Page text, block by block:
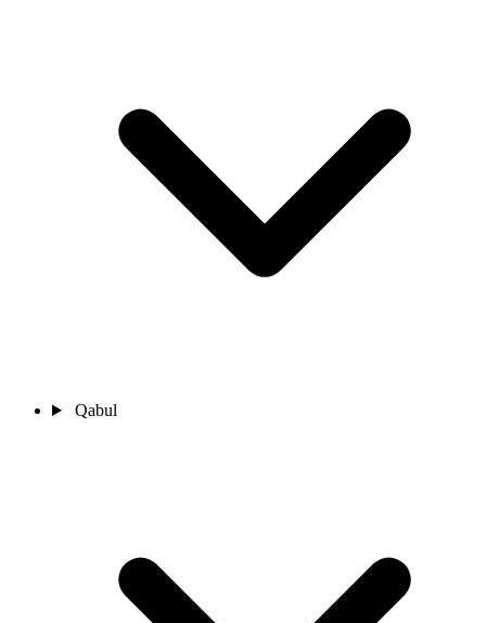
Qabul